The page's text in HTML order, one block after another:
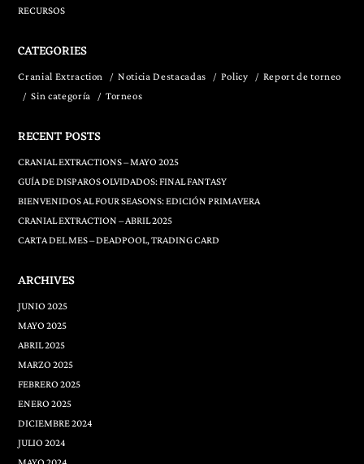
RECURSOS
CATEGORIES
Cranial Extraction Noticia Destacadas Policy
Report de torneo
Sin categoría
Torneos
RECENT POSTS
CRANIAL EXTRACTIONS – MAYO 2025
GUÍA DE DISPAROS OLVIDADOS: FINAL FANTASY
BIENVENIDOS AL FOUR SEASONS: EDICIÓN PRIMAVERA
CRANIAL EXTRACTION – ABRIL 2025
CARTA DEL MES – DEADPOOL, TRADING CARD
ARCHIVES
JUNIO 2025
MAYO 2025
ABRIL 2025
MARZO 2025
FEBRERO 2025
ENERO 2025
DICIEMBRE 2024
JULIO 2024